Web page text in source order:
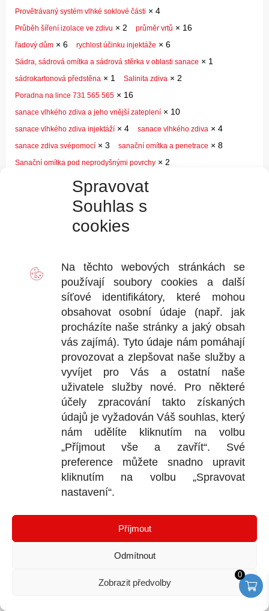
Spravovat
Souhlas s
cookies
Na těchto webových stránkách se
používají souborycookies a další
síťové identifikátory, které mohou
obsahovat osobní údaje (např. jak
procházíte naše stránky a jaký obsah
vás zajímá). Tyto údaje nám pomáhají
provozovat a zlepšovat naše služby a
vyvíjet pro Vás a ostatní naše
uživatele služby nové. Pro některé
účely zpracování takto získaných
údajů je vyžadován Váš souhlas, který
nám udělíte kliknutím na volbu
„Příjmout vše a zavřít“. Své
preference můžete snadno upravit
kliknutím na volbu „Spravovat
nastavení“.
Příjmout
Odmítnout
Zobrazit předvolby
Provětrávaný systém vlhké soklové části × 4
Průběh šíření izolace ve zdivu × 2 průměr vrtů × 16
řadový dům × 6 rychlost účinku injektáže × 6
Sádra, sádrová omítka a sádrová stěrka v oblasti sanace × 1
sádrokartonová předstěna × 1 Salinita zdiva × 2
Poradna na lince 731 565 565 × 16
sanace vlhkého zdiva a jeho vnější zateplení × 10
sanace vlhkého zdiva injektáží × 4 sanace vlhkého zdiva × 4
sanace zdiva svépomocí × 3 sanační omítka a penetrace × 8
Sanační omítka pod neprodyšnými povrchy × 2
sanační omítka z rubové strany sanační omítky
Sanační štuk AquaSan Porosity
Sjednocení staré a nové omítky×1
skladování AquaStop Cream ×10
Svislá hydroizolace základů×28 svislá izolace× 23
svislice× Systémové řešení vs. obchodní značky×
Technický a všeobecný dotaz×4 technologická pauza 20
technologická pauza po injektáži×24 technologický postup× 69
krémová injektáž AquaStop Cream vs. tekutá injektáž×6
tekuté injektáže ×3 Tepelná izolace fasády a injektáž ×3
Tepelné mosty× 15 teplota pro aplikace injektáže ×42
39 Termoblok 1
Termoizolační omítka pro zateplení zdiva ×
Tlaková či beztlaková injektáž zdiva×1
tlaková voda pronikající do sklepa× 14
trumf sanace zkušenosti×17 Trvanlivost AquaStop Cream 2
Utěsnění bývalé žumpy×1 Vápenec -kamenné materiály ×1
20 Viskozita - hustota krému ×2 vlhké zdivo×2
×20
Voštinové cihly×8 Vrták pro náš Systém AquaStop Cream×1
vrtání v rozích zdiva×
0